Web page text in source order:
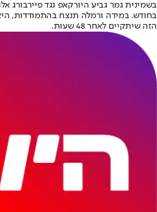
בחודש. במידה ורמלה תנצח בהתמודדות,
הזה שיתקיים לאחר 48 שעות.